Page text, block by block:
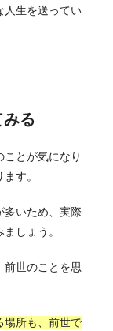
人生を送ってい
る
とが気になり
す。
多いため、実際
しょう。
前世のことを思
場所も、前世で